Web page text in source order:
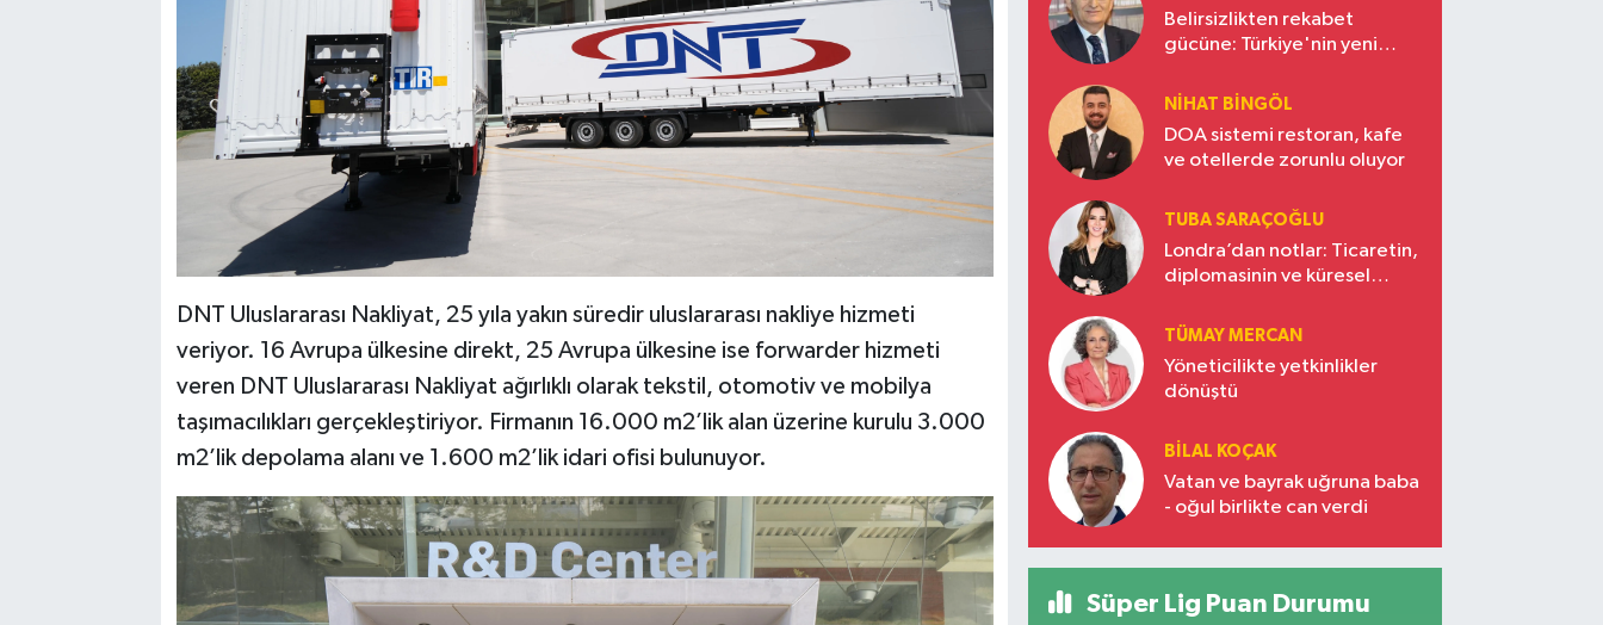
DNT Uluslararası Nakliyat, 25 yıla yakın süredir uluslararası nakliye hizmeti
veriyor. 16 Avrupa ülkesine direkt, 25 Avrupa ülkesine ise forwarder hizmeti
veren DNT Uluslararası Nakliyat ağırlıklı olarak tekstil, otomotiv ve mobilya
taşımacılıkları gerçekleştiriyor. Firmanın 16.000 m2’lik alan üzerine kurulu 3.000
m2’lik depolama alanı ve 1.600 m2’lik idari ofisi bulunuyor.
Belirsizlikten rekabet
gücüne: Türkiye'nin yeni
NIHAT BINGÖL
DOA sistemi restoran, kafe
ve otellerde zorunlu oluyor
TUBA SARAÇOĞLU
Londra’dan notlar: Ticaretin,
diplomasinin ve küresel
Türkiye’nin yükselen gücü
TÜMAY MERCAN
Yöneticilikte yetkinlikler
dönüştü
BILAL KOÇAK
Vatan ve bayrak uğruna baba
- oğul birlikte can verdi
Süper Lig Puan Durumu